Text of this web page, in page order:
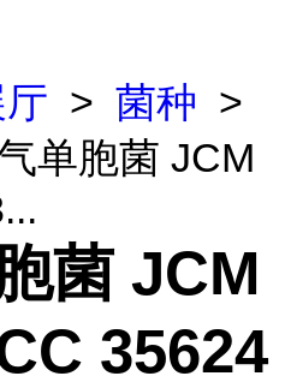
> 菌种 >
单胞菌 JCM
菌 JCM
35624